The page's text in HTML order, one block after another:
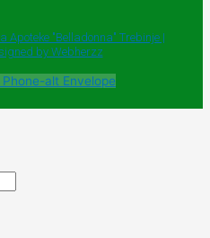
"Belladonna" Trebinje |
by Webherzz
Phone-alt Envelope